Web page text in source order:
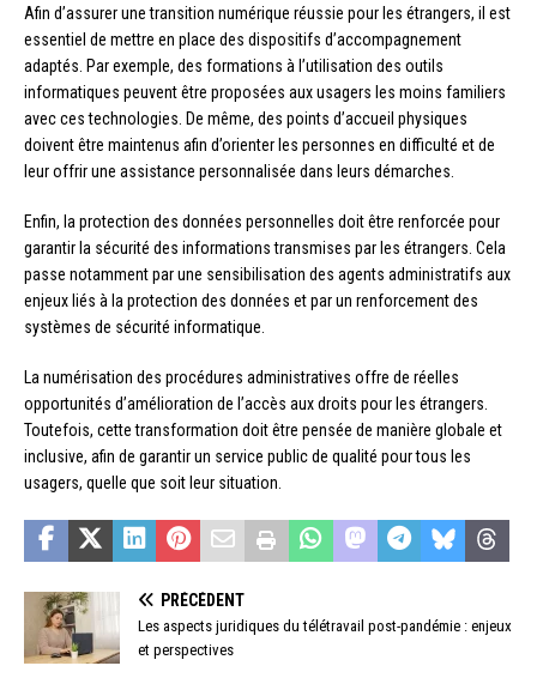
Afin d’assurer une transition numérique réussie pour les étrangers, il est
essentiel de mettre en place des dispositifs d’accompagnement
adaptés. Par exemple, des formations à l’utilisation des outils
informatiques peuvent être proposées aux usagers les moins familiers
avec ces technologies. De même, des points d’accueil physiques
doivent être maintenus afin d’orienter les personnes en difficulté et de
leur offrir une assistance personnalisée dans leurs démarches.
Enfin, la protection des données personnelles doit être renforcée pour
garantir la sécurité des informations transmises par les étrangers. Cela
passe notamment par une sensibilisation des agents administratifs aux
enjeux liés à la protection des données et par un renforcement des
systèmes de sécurité informatique.
La numérisation des procédures administratives offre de réelles
opportunités d’amélioration de l’accès aux droits pour les étrangers.
Toutefois, cette transformation doit être pensée de manière globale et
inclusive, afin de garantir un service public de qualité pour tous les
usagers, quelle que soit leur situation.
PRÉCÉDENT
Les aspects juridiques du télétravail post-pandémie : enjeux
et perspectives